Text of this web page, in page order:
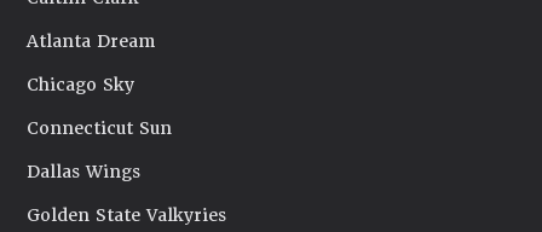
Atlanta Dream
Chicago Sky
Connecticut Sun
Dallas Wings
Golden State Valkyries